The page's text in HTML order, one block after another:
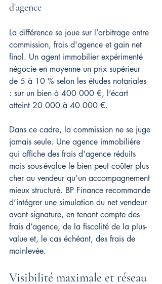
d'agence
La différence se joue sur l’arbitrage entre
commission, frais d'agence et gain net
final. Un agent immobilier expérimenté
négocie en moyenne un prix supérieur
de 5 à 10 % selon les études notariales
: sur un bien à 400 000 €, l’écart
atteint 20 000 à 40 000 €.
Dans ce cadre, la commission ne se juge
jamais seule. Une agence immobilière
qui affiche des frais d'agence réduits
mais sous-évalue le bien peut coûter plus
cher au vendeur qu’un accompagnement
mieux structuré. BP Finance recommande
d’intégrer une simulation du net vendeur
avant signature, en tenant compte des
frais d’agence, de la fiscalité de la plus-
value et, le cas échéant, des frais de
mainlevée.
Visibilité maximale et réseau